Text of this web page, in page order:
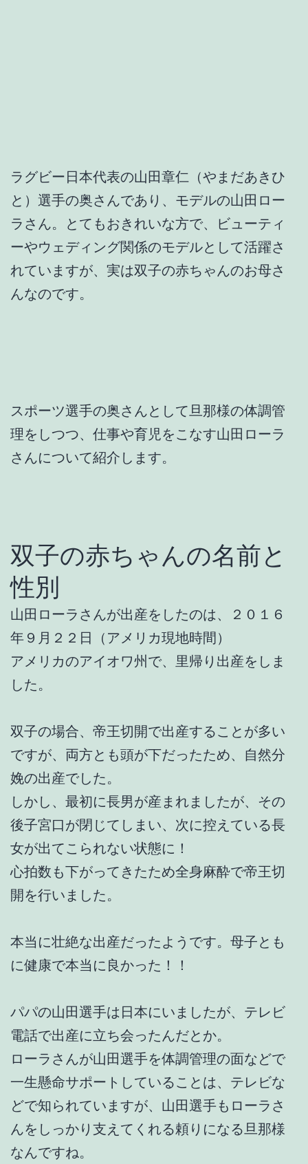
ラグビー日本代表の山田章仁（やまだあきひ
と）選手の奥さんであり、モデルの山田ロー
ラさん。とてもおきれいな方で、ビューティ
ーやウェディング関係のモデルとして活躍さ
れていますが、実は双子の赤ちゃんのお母さ
んなのです。
スポーツ選手の奥さんとして旦那様の体調管
理をしつつ、仕事や育児をこなす山田ローラ
さんについて紹介します。
双子の赤ちゃんの名前と
性別
山田ローラさんが出産をしたのは、２０１６
年９月２２日（アメリカ現地時間）
アメリカのアイオワ州で、里帰り出産をしま
した。
双子の場合、帝王切開で出産することが多い
ですが、両方とも頭が下だったため、自然分
娩の出産でした。
しかし、最初に長男が産まれましたが、その
後子宮口が閉じてしまい、次に控えている長
女が出てこられない状態に！
心拍数も下がってきたため全身麻酔で帝王切
開を行いました。
本当に壮絶な出産だったようです。母子とも
に健康で本当に良かった！！
パパの山田選手は日本にいましたが、テレビ
電話で出産に立ち会ったんだとか。
ローラさんが山田選手を体調管理の面などで
一生懸命サポートしていることは、テレビな
どで知られていますが、山田選手もローラさ
んをしっかり支えてくれる頼りになる旦那様
なんですね。